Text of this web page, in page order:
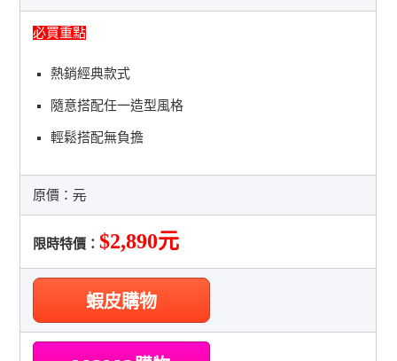
必買重點
熱銷經典款式
隨意搭配任一造型風格
輕鬆搭配無負擔
原價：元
限時特價：$2,890元
蝦皮購物